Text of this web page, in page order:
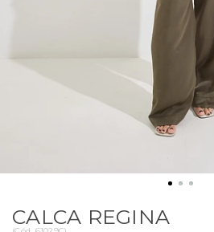
CALCA REGINA